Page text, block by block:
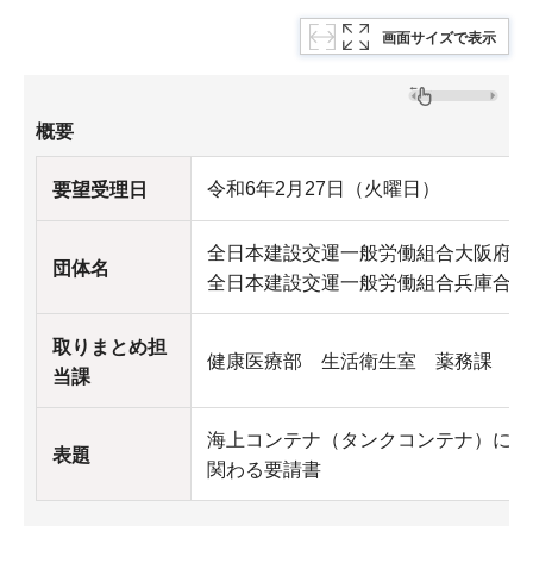
画面サイズで表示
概要
要望受理日 令和6年2月27日（火曜日）
団体名
全日本建設交運一般労働組合大阪府
全日本建設交運一般労働組合兵庫合
取りまとめ担
当課
健康医療部 生活衛生室 薬務課
表題
海上コンテナ（タンクコンテナ）に
関わる要請書